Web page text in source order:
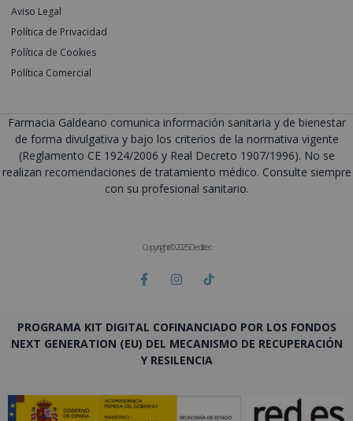
Aviso Legal
Política de Privacidad
Política de Cookies
Política Comercial
Farmacia Galdeano comunica información sanitaria y de bienestar
de forma divulgativa y bajo los criterios de la normativa vigente
(Reglamento CE 1924/2006 y Real Decreto 1907/1996). No se
realizan recomendaciones de tratamiento médico. Consulte siempre
con su profesional sanitario.
Copyright © 2025 Deditec
PROGRAMA KIT DIGITAL COFINANCIADO POR LOS FONDOS
NEXT GENERATION (EU) DEL MECANISMO DE RECUPERACIÓN
Y RESILENCIA